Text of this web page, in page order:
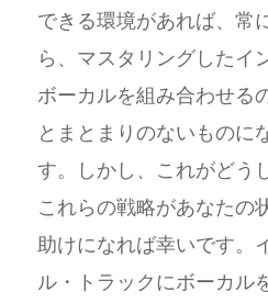
できる環境があれば、常
ら、マスタリングしたイ
ボーカルを組み合わせる
とまとまりのないものに
す。しかし、これがどう
これらの戦略があなたの
助けになれば幸いです。
ル・トラックにボーカル